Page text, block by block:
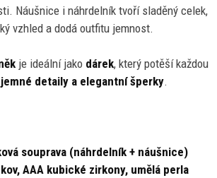
Náušnice i náhrdelník tvoří sladěný celek,
vzhled a dodá outfitu jemnost.
je ideální jako dárek, který potěší každou
detaily a elegantní šperky.
souprava (náhrdelník + náušnice)
AAA kubické zirkony, umělá perla